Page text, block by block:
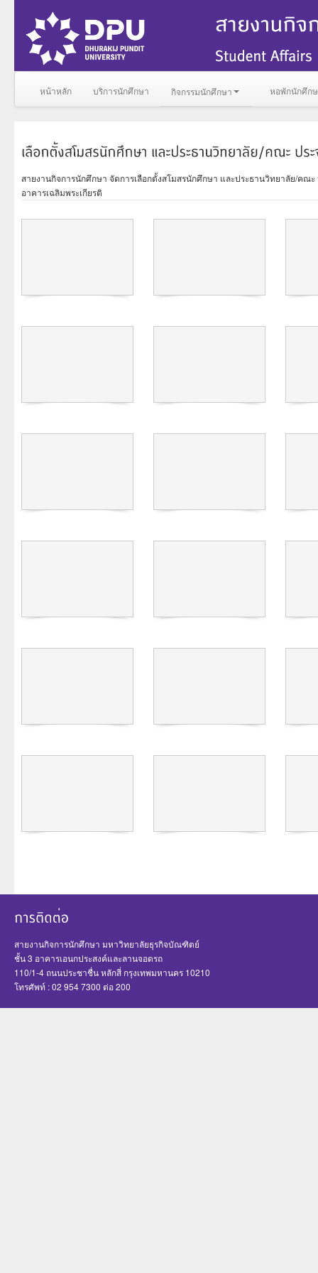
หน้าหลัก บริการนักศึกษา กิจกรรมนักศึกษา หอพักนักศึก
สายงานกิจการนักศึกษา จัดการเลือกตั้งสโมสรนักศึกษา และประธานวิทยาลัย/คณ
อาคารเฉลิมพระเกียรติ
สายงานกิจการนักศึกษา มหาวิทยาลัยธุรกิจบัณฑิตย์
ชั้น 3 อาคารเอนกประสงค์และลานจอดรถ
110/1-4 ถนนประชาชื่น หลักสี่ กรุงเทพมหานคร 10210
โทรศัพท์ : 02 954 7300 ต่อ 200